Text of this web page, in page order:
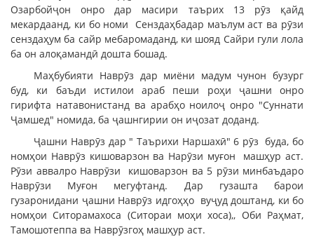
Озарбойҷон онро дар масири таърих 13 рӯз қайд
мекардаанд, ки бо номи Сенздаҳбадар маълум аст ва рӯзи
сенздаҳум ба сайр мебаромаданд, ки шояд Сайри гули лола
ба он алоқамандӣ дошта бошад.
Маҳбубияти Наврӯз дар миёни мадум чунон бузург
буд, ки баъди истилои араб пеши роҳи ҷашни онро
гирифта натавонистанд ва арабҳо ноилоҷ онро "Суннати
Ҷамшед" номида, ба ҷашнгирии он иҷозат доданд.
Ҷашни Наврӯз дар " Таърихи Наршахӣ" 6 рӯз буда, бо
номҳои Наврӯз кишоварзон ва Нарӯзи муғон машҳур аст.
Рӯзи аввалро Наврӯзи кишоварзон ва 5 рӯзи минбаъдаро
Наврӯзи Муғон мегуфтанд. Дар гузашта барои
гузаронидани ҷашни Наврӯз идгоҳҳо вуҷуд доштанд, ки бо
номҳои Ситорамахоса (Ситораи моҳи хоса),, Оби Раҳмат,
Тамошотеппа ва Наврӯзгоҳ машҳур аст.